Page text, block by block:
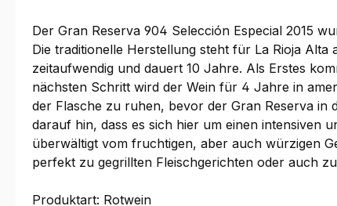
Der Gran Reserva 904 Selección Especial 2015
Die traditionelle Herstellung steht für La Rioja
zeitaufwendig und dauert 10 Jahre. Als Erstes
nächsten Schritt wird der Wein für 4 Jahre in
der Flasche zu ruhen, bevor der Gran Reserva in
darauf hin, dass es sich hier um einen intensiven
überwältigt vom fruchtigen, aber auch würzigen
perfekt zu gegrillten Fleischgerichten oder auch
Produktart: Rotwein